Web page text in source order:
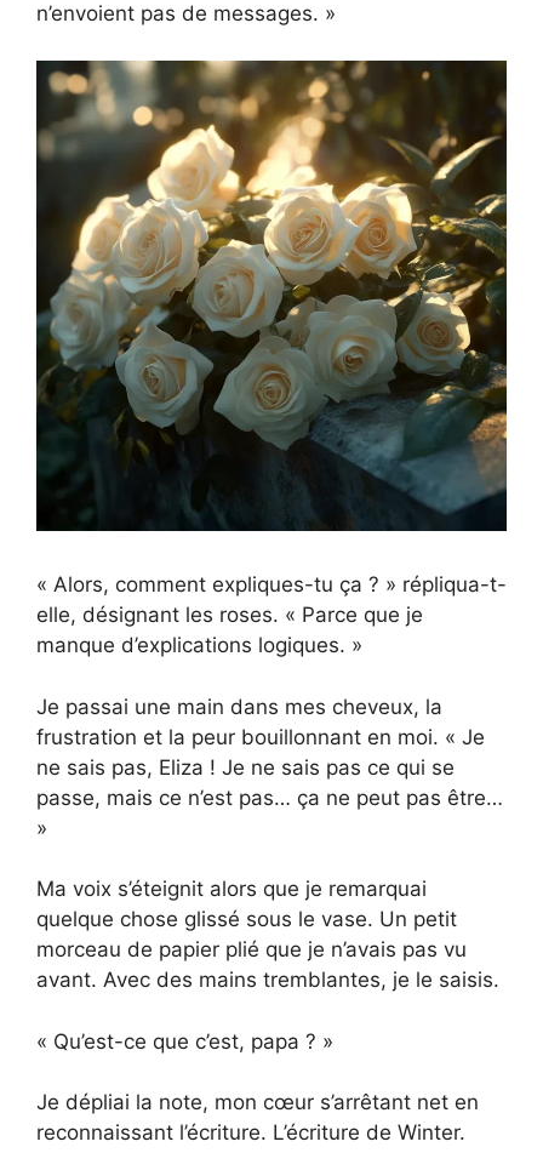
n’envoient pas de messages. »
« Alors, comment expliques-tu ça ? » répliqua-t-
elle, désignant les roses. « Parce que je
manque d’explications logiques. »
Je passai une main dans mes cheveux, la
frustration et la peur bouillonnant en moi. « Je
ne sais pas, Eliza ! Je ne sais pas ce qui se
passe, mais ce n’est pas… ça ne peut pas être…
»
Ma voix s’éteignit alors que je remarquai
quelque chose glissé sous le vase. Un petit
morceau de papier plié que je n’avais pas vu
avant. Avec des mains tremblantes, je le saisis.
« Qu’est-ce que c’est, papa ? »
Je dépliai la note, mon cœur s’arrêtant net en
reconnaissant l’écriture. L’écriture de Winter.